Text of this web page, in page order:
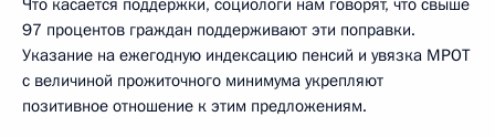
97 процентов граждан поддерживают эти поправки.
Указание на ежегодную индексацию пенсий и увязка МРОТ
с величиной прожиточного минимума укрепляют
позитивное отношение к этим предложениям.